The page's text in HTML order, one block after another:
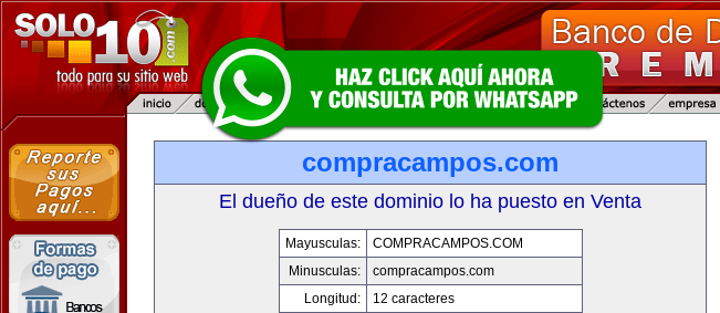
compracampos.com
El dueño de este dominio lo ha puesto en Venta
Mayusculas:
COMPRACAMPOS.COM
Minusculas:
compracampos.com
Longitud:
12 caracteres